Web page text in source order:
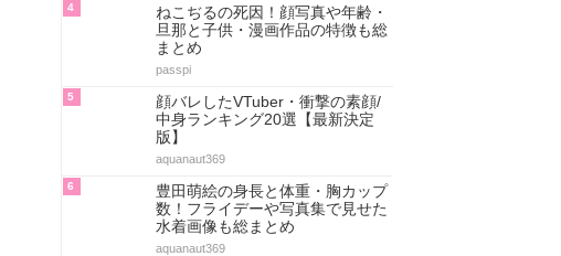
4
ねこぢるの死因！顔写真や年齢・
旦那と子供・漫画作品の特徴も総
まとめ
passpi
5
顔バレしたVTuber・衝撃の素顔/
中身ランキング20選【最新決定
版】
aquanaut369
6
豊田萌絵の身長と体重・胸カップ
数！フライデーや写真集で見せた
水着画像も総まとめ
aquanaut369